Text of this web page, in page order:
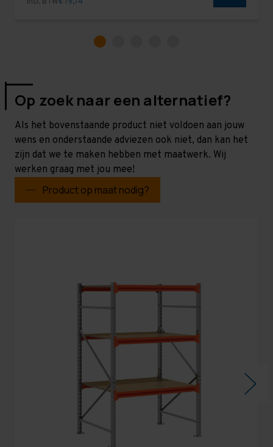
Incl. BTW€ 19,74
Op zoek naar een alternatief?
Als het bovenstaande product niet voldoen aan jouw
wens en onderstaande adviezen ook niet, dan kan het
zijn dat we te maken hebben met maatwerk. Wij
werken graag met jou mee!
Product op maat nodig?